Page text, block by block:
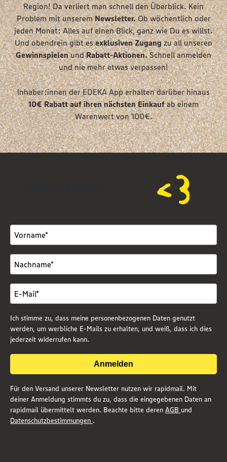
Region! Da verliert man schnell den Überblick. Kein
Problem mit unseremNewsletter.Ob wöchentlich oder
jeden Monat: Alles auf einen Blick, ganz wie Du es willst.
Und obendrein gibt esexklusiven Zugangzu all unseren
GewinnspielenundRabatt-Aktionen.Schnell anmelden
und nie mehr etwas verpassen!
Inhaber:innen der EDEKA App erhalten darüber hinaus
10€ Rabatt aufihren nächsten Einkaufab einem
Warenwert von 100€.
Ich stimme zu, dass meine personenbezogenen Daten genutzt
werden, um werbliche E-Mails zu erhalten, und weiß, dass ich dies
jederzeit widerrufen kann.
Anmelden
Für den Versand unserer Newsletter nutzen wir rapidmail. Mit
deiner Anmeldung stimmts du zu, dass die eingegebenen Daten an
rapidmail übermittelt werden. Beachte bitte deren AGB und
Datenschutzbestimmungen .